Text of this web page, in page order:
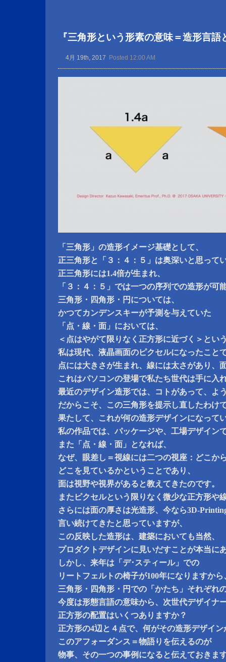
『三角形という形素の意味＝造形言語
4月 19th, 2017 Posted 12:00 AM
「三角形」の造形イメージ基礎として、
正三角形と「３：４：５」は奥深いと思って
正三角形には1.4倍が生まれ、
「３：４：５」では一つの序列での造形が可
三角形・四角形・円については、
かつてカンデンスキーが予測を与えていた
「点・線・面」においては、
＜点はやがて限りなく正方形に近づく＞とい
私は現代、液晶画面のピクセルになったこと
点には大きさが生まれ、線には太さがあり、
これはパソコンの登場で私たち世代は手に入
最近のデザイン造形では、コトがあって、よ
だからこそ、この三角形を提示し直したわけ
果たして、これが何の造形デザインになって
私の作品では、パッケージや、工場デザイン
また「点・線・面」となれば、
なぜ、眼差し＝視線には二つの視座：どこか
どこを見ているかということであり、
面は視野や視界があると教えてきたのです。
またピクセルという限りなく微少な正方形や
さらには面の厚さは光造形、今なら3D-
言い続けてきたと思っていますが、
この反映した造形は、建築においても当然、
プロダクトデザインに見いだすことが本当に
しかし、来年は「デ･スティール」での
リートフェルトの椅子が100年になりますから
三角形・四角形・円での「かたち」それぞれ
今度は形態言語の意味から、次世代デザイナ
正方形の配置はいくつありますか？
正方形の4辺と４点で、何がその造形デザイ
このアフォーダンス＝物語りを伝えるのが
物事、その一つの事例になると伝えておきま